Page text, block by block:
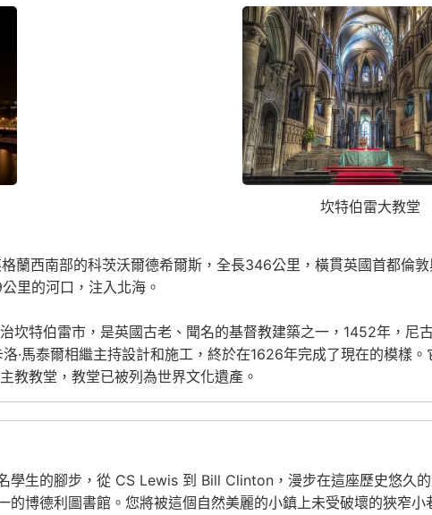
坎特伯雷大教堂
蘭西南部的科茨沃爾德希爾斯，全長346公里，橫貫英國首都倫
里的河口，注入北海。
特伯雷市，是英國古老、聞名的基督教建築之一，1452年，尼
·馬泰爾相繼主持設計和施工，終於在1626年完成了現在的模樣
教教堂，教堂已被列為世界文化遺產。
生的腳步，從 CS Lewis 到 Bill Clinton，漫步在這座歷史悠久
的博德利圖書館。您將被這個自然美麗的小鎮上未受破壞的狹窄